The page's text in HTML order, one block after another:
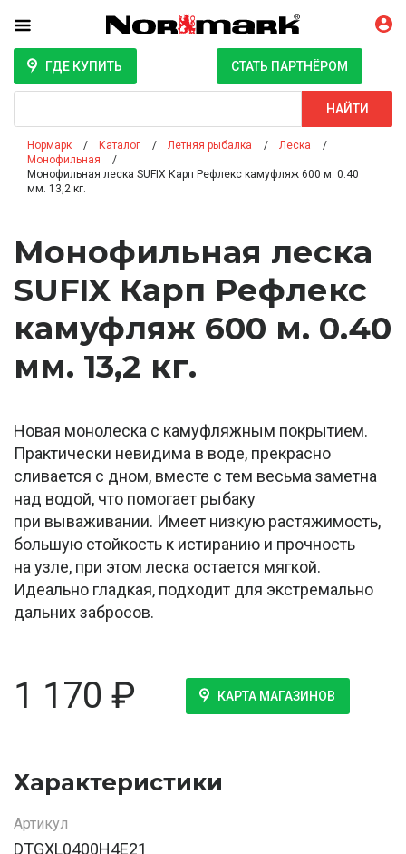
ГДЕ КУПИТЬ СТАТЬ ПАРТНЁРОМ
НАЙТИ
Нормарк Каталог Летняя рыбалка
Леска
Монофильная
Монофильная леска SUFIX Карп Рефлекс камуфляж 600 м. 0.40
мм. 13,2 кг.
Монофильная леска
SUFIX Карп Рефлекс
камуфляж 600 м. 0.40
мм. 13,2 кг.
Новая монолеска с камуфляжным покрытием.
Практически невидима в воде, прекрасно
сливается с дном, вместе с тем весьма заметна
над водой, что помогает рыбаку
при вываживании. Имеет низкую растяжимость,
большую стойкость к истиранию и прочность
на узле, при этом леска остается мягкой.
Идеально гладкая, подходит для экстремально
дальних забросов.
1 170 ₽ КАРТА МАГАЗИНОВ
Характеристики
Артикул
DTGXL0400H4E21